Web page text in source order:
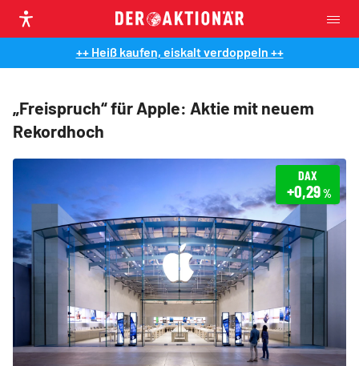
++ Heiß kaufen, eiskalt verdoppeln ++
„Freispruch“ für Apple: Aktie mit neuem
Rekordhoch
DAX
+0,29%